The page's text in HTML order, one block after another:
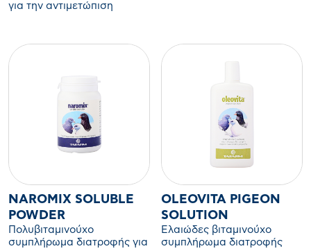
για την αντιμετώπιση
(πύρωμα) των περιστερίων.
NAROMIX SOLUBLE
POWDER
Πολυβιταμινούχο
συμπλήρωμα διατροφής για
OLEOVITA PIGEON
SOLUTION
Ελαιώδες βιταμινούχο
συμπλήρωμα διατροφής